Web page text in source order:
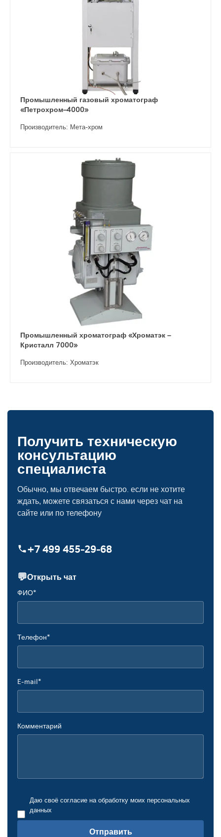
Промышленный газовый хроматограф
«Петрохром–4000»
Производитель: Мета-хром
Промышленный хроматограф «Хроматэк –
Кристалл 7000»
Производитель: Хроматэк
Получить техническую
консультацию
специалиста
Обычно, мы отвечаем быстро. если не хотите
ждать, можете связаться с нами через чат на
сайте или по телефону
+7 499 455‑29‑68
💬Открыть чат
ФИО*
Телефон*
E-mail*
Комментарий
Даю своё согласие на обработку моих персональных
данных
Отправить